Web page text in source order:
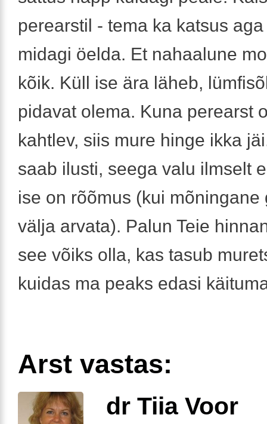
perearstil - tema ka katsus
midagi öelda. Et nahaalune
kõik. Küll ise ära läheb,
pidavat olema. Kuna perearst
kahtlev, siis mure hinge ikka
saab ilusti, seega valu ilmselt
ise on rõõmus (kui mõningane
välja arvata). Palun Teie
see võiks olla, kas tasub
kuidas ma peaks edasi
Arst vastas:
dr Tiia Voor